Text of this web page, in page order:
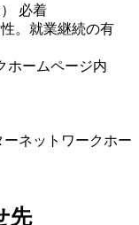
必着
。就業継続の有
ホームページ内
ネットワークホー
先